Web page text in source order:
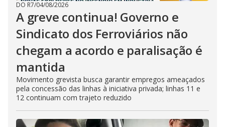
DO R7/04/08/2026
A greve continua! Governo e
Sindicato dos Ferroviários não
chegam a acordo e paralisação é
mantida
Movimento grevista busca garantir empregos ameaçados
pela concessão das linhas à iniciativa privada; linhas 11 e
12 continuam com trajeto reduzido